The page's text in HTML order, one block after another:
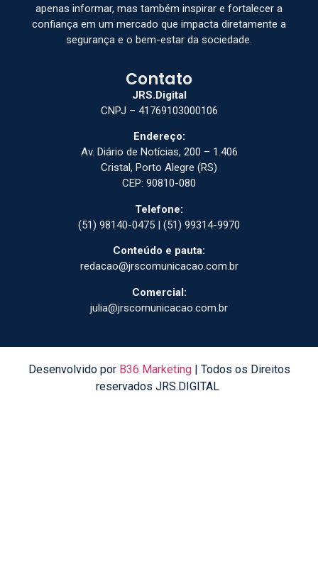
apenas informar, mas também inspirar e fortalecer a
confiança em um mercado que impacta diretamente a
segurança e o bem-estar da sociedade.
Contato
JRS.Digital
CNPJ – 41769103000106
Endereço:
Av. Diário de Notícias, 200 – 1.406
Cristal, Porto Alegre (RS)
CEP: 90810-080
Telefone:
(51) 98140-0475 | (51) 99314-9970
Conteúdo e pauta:
redacao@jrscomunicacao.com.br
Comercial:
julia@jrscomunicacao.com.br
Desenvolvido por B36 Marketing| Todos os Direitos
reservados JRS.DIGITAL